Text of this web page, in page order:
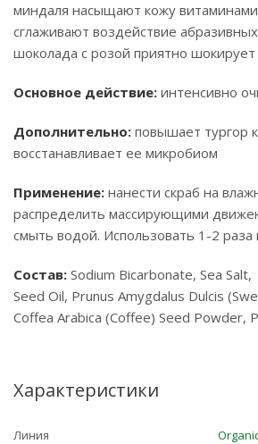
миндаля насыщают кожу
сглаживают воздействие
шоколада с розой приятно
Основное действие: интенсивно
Дополнительно: повышает тургор
восстанавливает ее микробиом
Применение: нанести скраб на
распределить массирующими
смыть водой. Использовать 1-2
Состав: Sodium Bicarbonate, Sea
Seed Oil, Prunus Amygdalus Dulcis
Coffea Arabica (Coffee) Seed Powder,
Характеристики
Линия